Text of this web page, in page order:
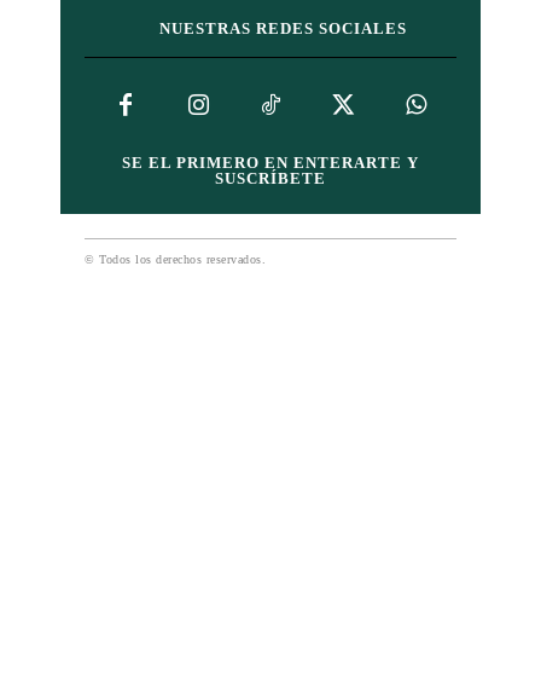
NUESTRAS REDES SOCIALES
SE EL PRIMERO EN ENTERARTE Y
SUSCRÍBETE
© Todos los derechos reservados.